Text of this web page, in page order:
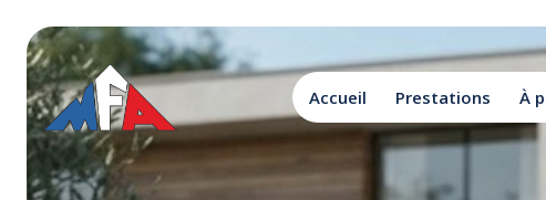
Accueil Prestations À